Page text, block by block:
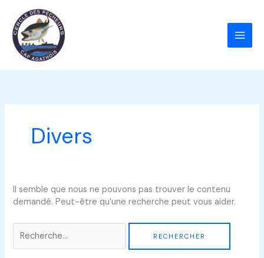
contenu
Divers
Il semble que nous ne pouvons pas trouver le contenu
demandé. Peut-être qu’une recherche peut vous aider.